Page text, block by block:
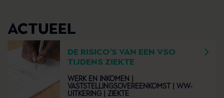
ACTUEEL
DE RISICO’S VAN EEN VSO
TIJDENS ZIEKTE
WERK EN INKOMEN |
VASTSTELLINGSOVEREENKOMST | WW-
UITKERING | ZIEKTE